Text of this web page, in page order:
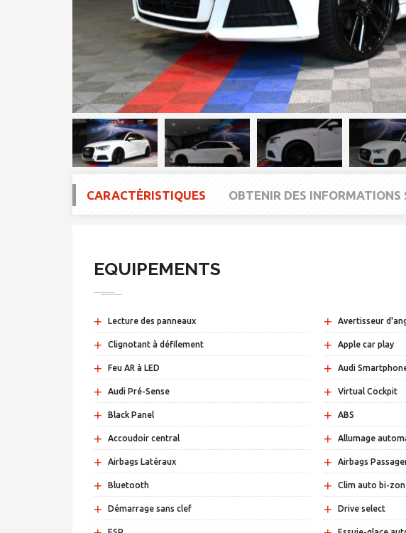
CARACTÉRISTIQUES OBTENIR DES INFORMATIONS
EQUIPEMENTS
+ Lecture des panneaux + Avertisseur
+ Clignotant à défilement + Apple car play
+ Feu AR à LED + Audi
+ Audi Pré-Sense + Virtual Cockpit
+ Black Panel + ABS
+ Accoudoir central + Allumage
+ Airbags Latéraux + Airbags
+ Bluetooth + Clim auto bi-
+ Démarrage sans clef + Drive select